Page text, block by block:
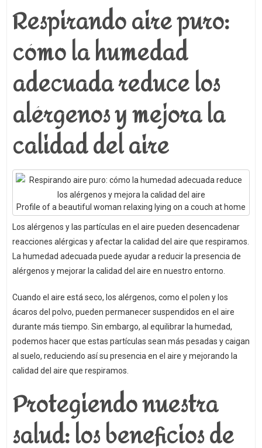
Respirando aire puro:
cómo la humedad
adecuada reduce los
alérgenos y mejora la
calidad del aire
Profile of a beautiful woman relaxing lying on a couch at home
Los alérgenos y las partículas en el aire pueden desencadenar
reacciones alérgicas y afectar la calidad del aire que respiramos.
La humedad adecuada puede ayudar a reducir la presencia de
alérgenos y mejorar la calidad del aire en nuestro entorno.
Cuando el aire está seco, los alérgenos, como el polen y los
ácaros del polvo, pueden permanecer suspendidos en el aire
durante más tiempo. Sin embargo, al equilibrar la humedad,
podemos hacer que estas partículas sean más pesadas y caigan
al suelo, reduciendo así su presencia en el aire y mejorando la
calidad del aire que respiramos.
Protegiendo nuestra
salud: los beneficios de